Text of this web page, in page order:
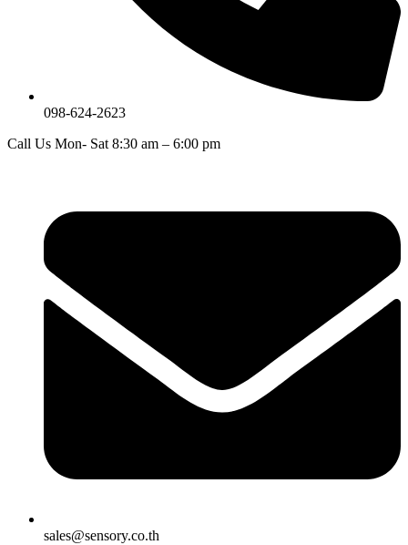
098-624-2623
Call Us Mon- Sat 8:30 am – 6:00 pm
sales@sensory.co.th